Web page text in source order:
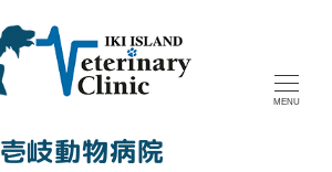
壱岐動物病院
MENU